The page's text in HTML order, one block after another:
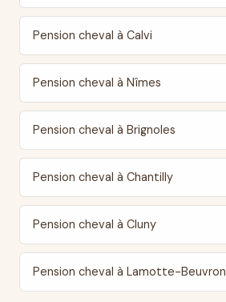
Pension cheval à Calvi
Pension cheval à Nîmes
Pension cheval à Brignoles
Pension cheval à Chantilly
Pension cheval à Cluny
Pension cheval à Lamotte-Beuvron